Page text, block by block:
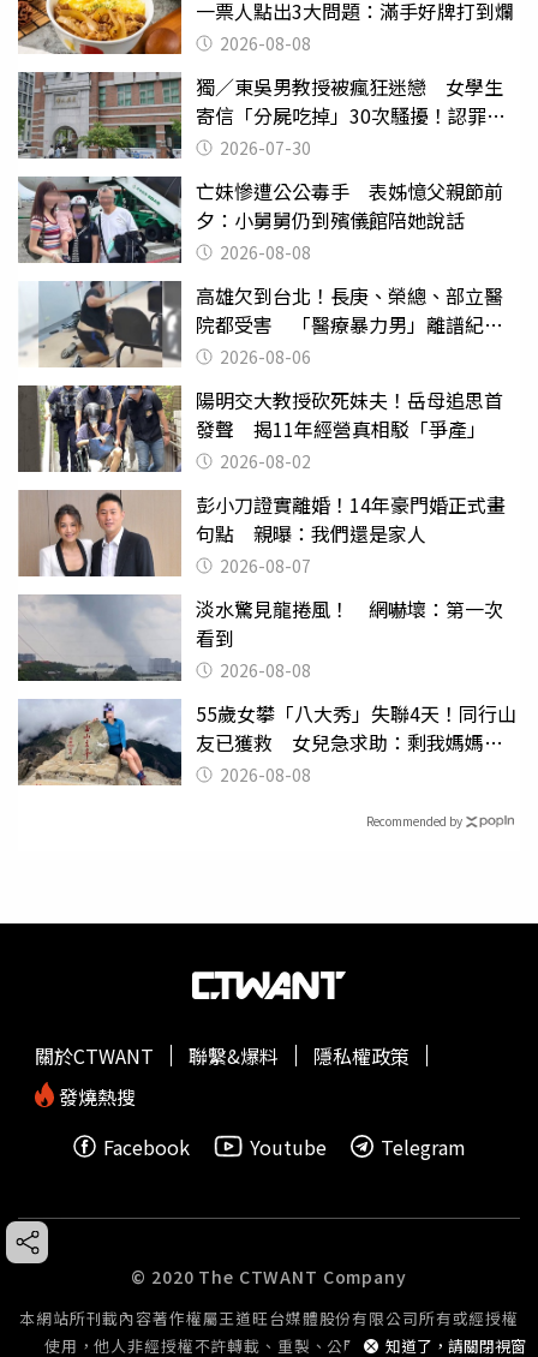
一票人點出3大問題：滿手好牌打到爛
2026-08-08
獨／東吳男教授被瘋狂迷戀 女學生
寄信「分屍吃掉」30次騷擾！認罪免
關 2026-07-30
亡妹慘遭公公毒手 表姊憶父親節前
夕：小舅舅仍到殯儀館陪她說話
2026-08-08
高雄欠到台北！長庚、榮總、部立醫
院都受害 「醫療暴力男」離譜紀錄
曝光2026-08-06
陽明交大教授砍死妹夫！岳母追思首
發聲 揭11年經營真相駁「爭產」
2026-08-02
彭小刀證實離婚！14年豪門婚正式畫
句點 親曝：我們還是家人
2026-08-07
淡水驚見龍捲風！ 網嚇壞：第一次
看到
2026-08-08
55歲女攀「八大秀」失聯4天！同行山
友已獲救 女兒急求助：剩我媽媽還
沒找到
2026-08-08
Recommended by
知道了，請關閉視窗
關於CTWANT 聯繫&爆料
隱私權政策
發燒熱搜
Facebook
Youtube Telegram
© 2020 The CTWANT Company
本網站所刊載內容著作權屬王道旺台媒體股份有限公司所有或經授權
使用，他人非經授權不許轉載、重製、公開播送或公開傳輸。